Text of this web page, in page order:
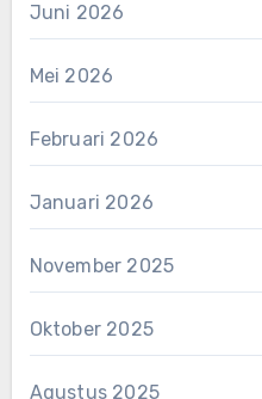
Juni 2026
Mei 2026
Februari 2026
Januari 2026
November 2025
Oktober 2025
Agustus 2025